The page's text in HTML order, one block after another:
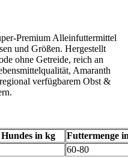
Premium Alleinfuttermittel
und Größen. Hergestellt
ohne Getreide, reich an
Amaranth
verfügbarem Obst &
in kg
Futtermenge
60-80